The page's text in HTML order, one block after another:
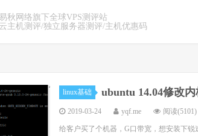
易秋网络旗下全球VPS测评站
云主机测评/独立服务器测评/主机优惠码
linux基础 ubuntu 14.04修改
2019-03-24 yqf.me 阅读(5101)
给客户买了个机器，G口带宽，想安装下锐